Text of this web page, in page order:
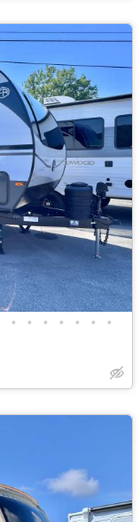
• • • • • • •